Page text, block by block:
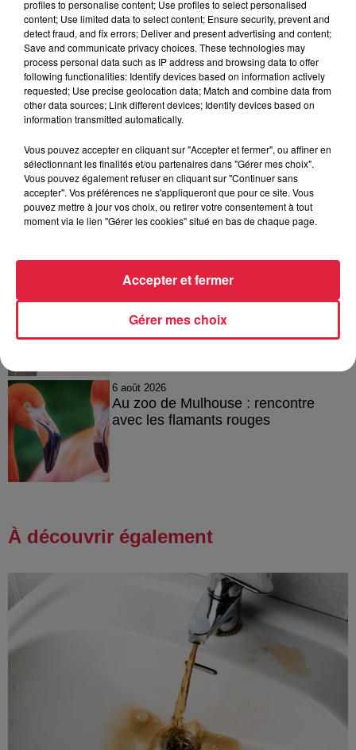
Publié : 29 février 2024 à 9h57 - Modifié : 9 mars 2024 à
11h43 Estelle Burckel
6 août 2026
À Hoerdt, de l’eau brune sort des
robinets
6 août 2026
Catherine Trautmann réagit
6 août 2026
Au zoo de Mulhouse : rencontre
avec les flamants rouges
À découvrir également
profiles to personalise content; Use profiles to select personalised
content; Use limited data to select content; Ensure security, prevent and
detect fraud, and fix errors; Deliver and present advertising and content;
Save and communicate privacy choices. These technologies may
process personal data such as IP address and browsing data to offer
following functionalities: Identify devices based on information actively
requested; Use precise geolocation data; Match and combine data from
other data sources; Link different devices; Identify devices based on
information transmitted automatically.
Vous pouvez accepter en cliquant sur "Accepter et fermer", ou affiner en
sélectionnant les finalités et/ou partenaires dans "Gérer mes choix".
Vous pouvez également refuser en cliquant sur "Continuer sans
accepter". Vos préférences ne s'appliqueront que pour ce site. Vous
pouvez mettre à jour vos choix, ou retirer votre consentement à tout
moment via le lien "Gérer les cookies" situé en bas de chaque page.
Gérer mes choix
Accepter et fermer